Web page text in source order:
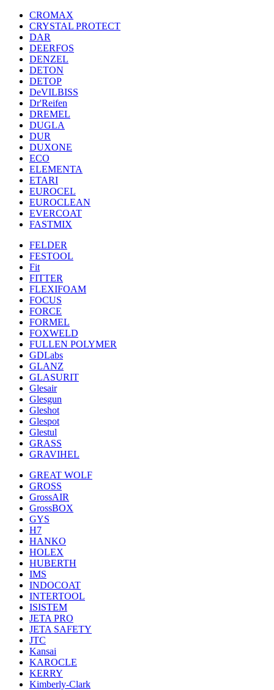
CROMAX
CRYSTAL PROTECT
DAR
DEERFOS
DENZEL
DETON
DETOP
DeVILBISS
Dr'Reifen
DREMEL
DUGLA
DUR
DUXONE
ECO
ELEMENTA
ETARI
EUROCEL
EUROCLEAN
EVERCOAT
FASTMIX
FELDER
FESTOOL
Fit
FITTER
FLEXIFOAM
FOCUS
FORCE
FORMEL
FOXWELD
FULLEN POLYMER
GDLabs
GLANZ
GLASURIT
Glesair
Glesgun
Gleshot
Glespot
Glestul
GRASS
GRAVIHEL
GREAT WOLF
GROSS
GrossAIR
GrossBOX
GYS
H7
HANKO
HOLEX
HUBERTH
IMS
INDOCOAT
INTERTOOL
ISISTEM
JETA PRO
JETA SAFETY
JTC
Kansai
KAROCLE
KERRY
Kimberly-Clark